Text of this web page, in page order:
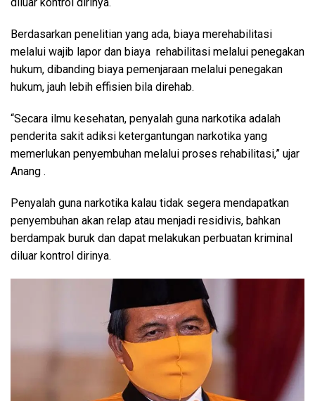
Berdasarkan penelitian yang ada, biaya merehabilitasi
melalui wajib lapor dan biaya rehabilitasi melalui penegakan
hukum, dibanding biaya pemenjaraan melalui penegakan
hukum, jauh lebih effisien bila direhab.
“Secara ilmu kesehatan, penyalah guna narkotika adalah
penderita sakit adiksi ketergantungan narkotika yang
memerlukan penyembuhan melalui proses rehabilitasi,” ujar
Anang .
Penyalah guna narkotika kalau tidak segera mendapatkan
penyembuhan akan relap atau menjadi residivis, bahkan
berdampak buruk dan dapat melakukan perbuatan kriminal
diluar kontrol dirinya.